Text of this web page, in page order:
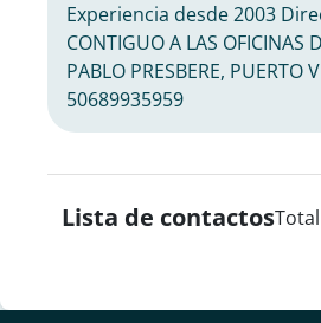
Experiencia desde 2003
CONTIGUO A LAS OFICINAS
PABLO PRESBERE, PUERTO
50689935959
Lista de contactos